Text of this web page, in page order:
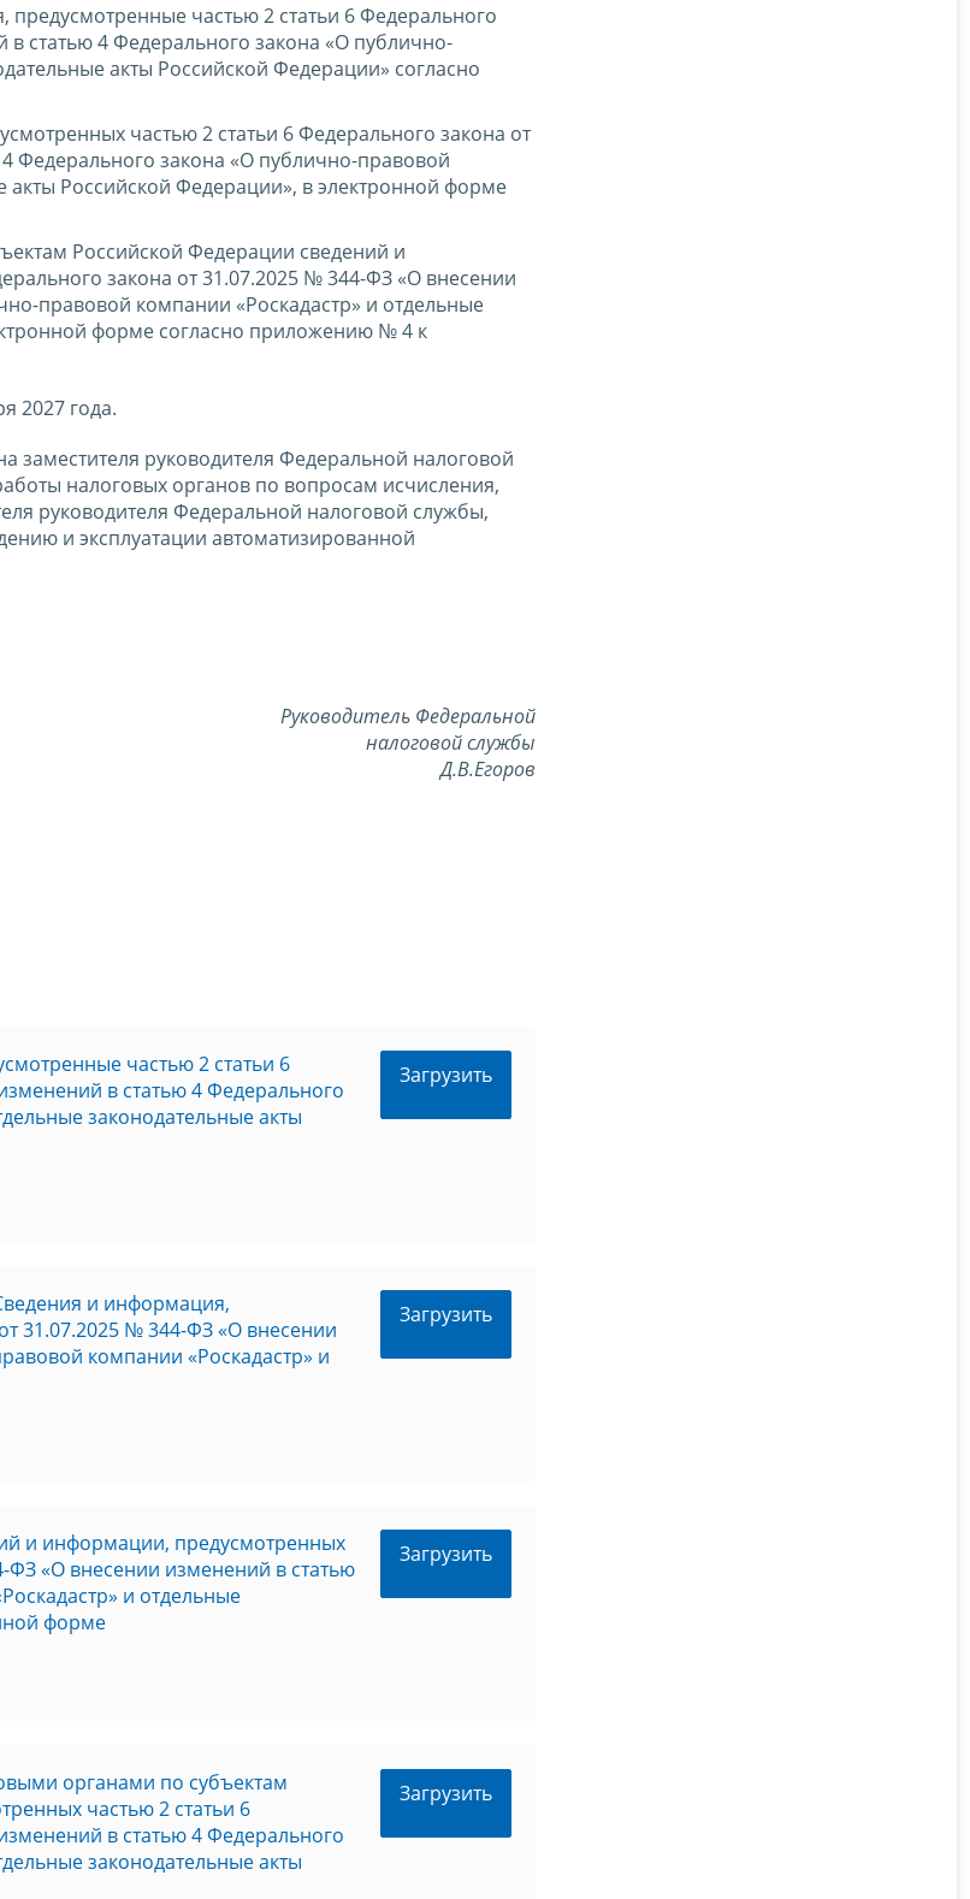
частью 2 статьи 6 Федерального
статью 4 Федерального закона «О публично-
акты Российской Федерации» согласно
частью 2 статьи 6 Федерального закона от
Федерального закона «О публично-правовой
акты Российской Федерации», в электронной форме
Российской Федерации сведений и
закона от 31.07.2025 № 344-ФЗ «О внесении
правовой компании «Роскадастр» и отдельные
форме согласно приложению № 4 к
2027 года.
заместителя руководителя Федеральной налоговой
налоговых органов по вопросам исчисления,
руководителя Федеральной налоговой службы,
и эксплуатации автоматизированной
Руководитель Федеральной
налоговой службы
Д.В.Егоров
частью 2 статьи 6
в статью 4 Федерального
законодательные акты
Загрузить
и информация,
31.07.2025 № 344-ФЗ «О внесении
компании «Роскадастр» и
Загрузить
и информации, предусмотренных
ФЗ «О внесении изменений в статью
и отдельные
форме
Загрузить
органами по субъектам
частью 2 статьи 6
в статью 4 Федерального
законодательные акты
Загрузить